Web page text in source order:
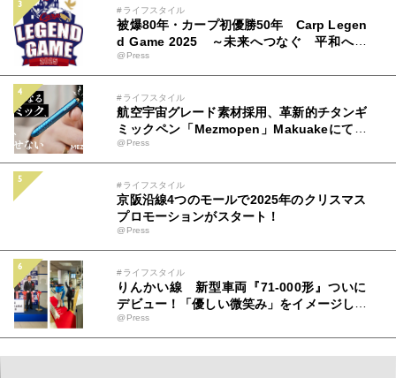
#ライフスタイル
被爆80年・カープ初優勝50年 Carp Legen
d Game 2025 ～未来へつなぐ 平和への
思い カープとともに～ 広島テレビ＆中国
新聞社 特別事業 チケット＆ユニフォーム
情報解禁！8月19日(火)から販売開始！
@Press
#ライフスタイル
航空宇宙グレード素材採用、革新的チタンギ
ミックペン「Mezmopen」Makuakeにて先
行発売開始
@Press
#ライフスタイル
京阪沿線4つのモールで2025年のクリスマス
プロモーションがスタート！
@Press
#ライフスタイル
りんかい線 新型車両『71-000形』ついに
デビュー！「優しい微笑み」をイメージした
新車両。安心・安全・快適性もアップグレー
ド。初運行を見届けるテープカット＆出発式
を開催！「新型車両は東京臨海高速鉄道の新
@Press